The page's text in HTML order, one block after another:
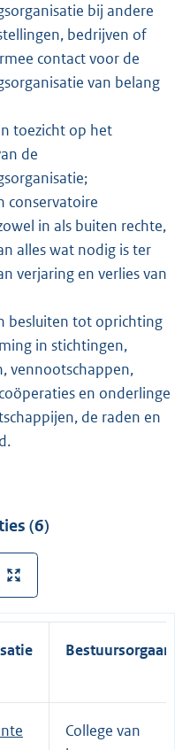
bij andere
bedrijven of
contact voor de
van belang
toezicht op het
de
conservatoire
in als buiten rechte,
alles wat nodig is ter
verjaring en verlies van
besluiten tot oprichting
in stichtingen,
vennootschappen,
en onderlinge
de raden en
(6)
Bestuursorgaan
College van